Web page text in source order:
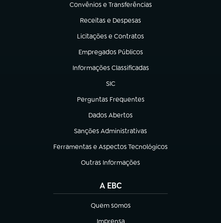
Convênios e Transferências
(abre em nova aba)
Receitas e Despesas
(abre em nova aba)
Licitações e Contratos
(abre em nova aba)
Empregados Públicos
(abre em nova aba)
Informações Classificadas
(abre em nova aba)
SIC
(abre em nova aba)
Perguntas Frequentes
(abre em nova aba)
Dados Abertos
(abre em nova aba)
Sanções Administrativas
(abre em nova aba)
Ferramentas e Aspectos Tecnológicos
(abre em nova aba)
Outras Informações
(abre em nova aba)
A EBC
Quem somos
(abre em nova aba)